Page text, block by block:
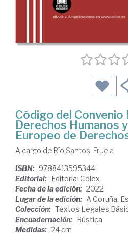
Código del Convenio
Derechos Humanos
Europeo de
A cargo de Río Santos, Fruela
ISBN: 9788413595344
Editorial: Editorial Colex
Fecha de la edición: 2022
Lugar de la edición: A Coruña.
Colección: Textos Legales
Encuadernación: Rústica
Medidas: 24 cm